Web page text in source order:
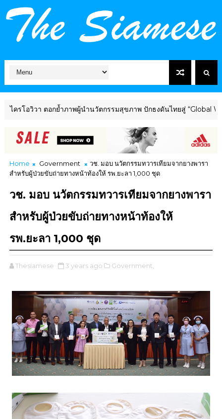
ตอกย้ำภาพผู้นำนวัตกรรมสุขภาพ ปักธงดันไทยสู่ “Global Wellness
Home Government
วช. มอบ นวัตกรรมทวารเทียมจากยางพารา
สำหรับผู้ป่วยขับถ่ายทางหน้าท้องให้ รพ.ยะลา 1,000 ชุด
วช. มอบ นวัตกรรมทวารเทียมจากยางพารา
สำหรับผู้ป่วยขับถ่ายทางหน้าท้องให้
รพ.ยะลา 1,000 ชุด
Thesiamese 3 years ago Government,